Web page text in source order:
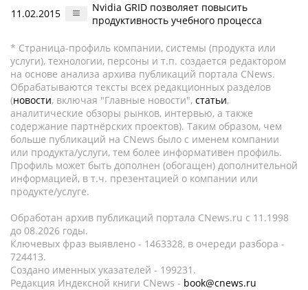
11.02.2015
Nvidia GRID позволяет повысить
продуктивность учебного процесса
* Страница-профиль компании, системы (продукта или
услуги), технологии, персоны и т.п. создается редактором
на основе анализа архива публикаций портала CNews.
Обрабатываются тексты всех редакционных разделов
(новости, включая "Главные новости", статьи,
аналитические обзоры рынков, интервью, а также
содержание партнёрских проектов). Таким образом, чем
больше публикаций на CNews было с именем компании
или продукта/услуги, тем более информативен профиль.
Профиль может быть дополнен (обогащен) дополнительной
информацией, в т.ч. презентацией о компании или
продукте/услуге.
Обработан архив публикаций портала CNews.ru c 11.1998
до 08.2026 годы.
Ключевых фраз выявлено - 1463328, в очереди разбора -
724413.
Создано именных указателей - 199231.
Редакция Индексной книги CNews - book@cnews.ru